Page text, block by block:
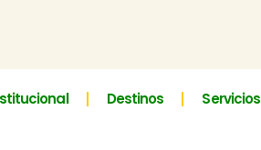
Destinos Servicios